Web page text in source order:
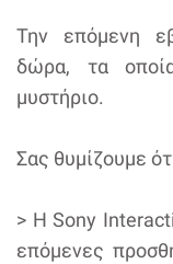
Την επόμενη
δώρα, τα
μυστήριο.
Σας θυμίζουμε
> Η Sony
επόμενες